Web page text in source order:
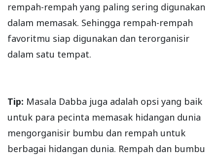
rempah-rempah yang paling sering digunakan
dalam memasak. Sehingga rempah-rempah
favoritmu siap digunakan dan terorganisir
dalam satu tempat.
Tip: Masala Dabba juga adalah opsi yang baik
untuk para pecinta memasak hidangan dunia
mengorganisir bumbu dan rempah untuk
berbagai hidangan dunia. Rempah dan bumbu